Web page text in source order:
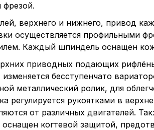
фрезой.
верхнего и нижнего, привод
осуществляется профильными
Каждый шпиндель оснащен
приводных подающих
бесступенчато
металлический ролик, для
регулируется рукоятками в
от различных двигателей.
когтевой защитой,